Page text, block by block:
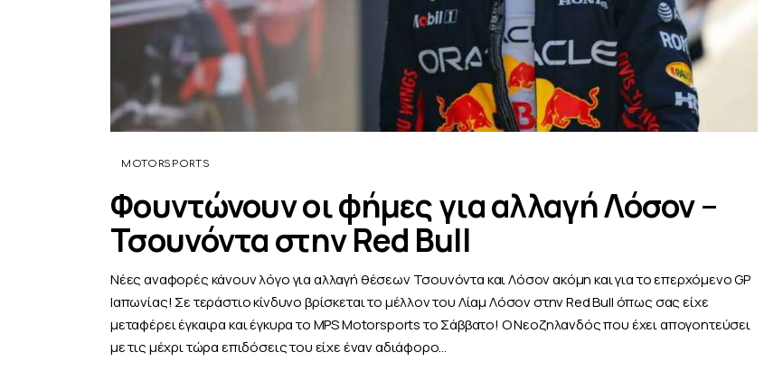
MOTORSPORTS
Φουντώνουν οι φήμες για αλλαγή Λόσον –
Τσουνόντα στην Red Bull
Νέες αναφορές κάνουν λόγο για αλλαγή θέσεων Τσουνόντα και Λόσον ακόμη και για το επερχόμενο GP
Ιαπωνίας! Σε τεράστιο κίνδυνο βρίσκεται το μέλλον του Λίαμ Λόσον στην Red Bull όπως σας είχε
μεταφέρει έγκαιρα και έγκυρα το MPS Motorsports το Σάββατο! Ο Νεοζηλανδός που έχει απογοητεύσει
με τις μέχρι τώρα επιδόσεις του είχε έναν αδιάφορο…